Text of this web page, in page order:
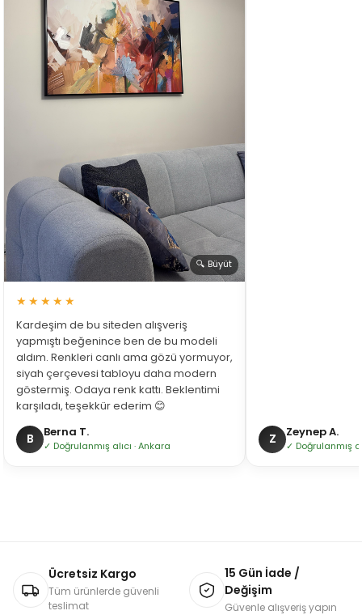
🔍 Büyüt
★★★★★
Kardeşim de bu siteden alışveriş
yapmıştı beğenince ben de bu modeli
aldım. Renkleri canlı ama gözü yormuyor,
siyah çerçevesi tabloyu daha modern
göstermiş. Odaya renk kattı. Beklentimi
karşıladı, teşekkür ederim 😊
B Berna T.
✓ Doğrulanmış alıcı · Ankara Z Zeynep A.
✓ Doğrulanmış
Ücretsiz Kargo
Tüm ürünlerde güvenli
teslimat
15 Gün İade /
Değişim
Güvenle alışveriş yapın